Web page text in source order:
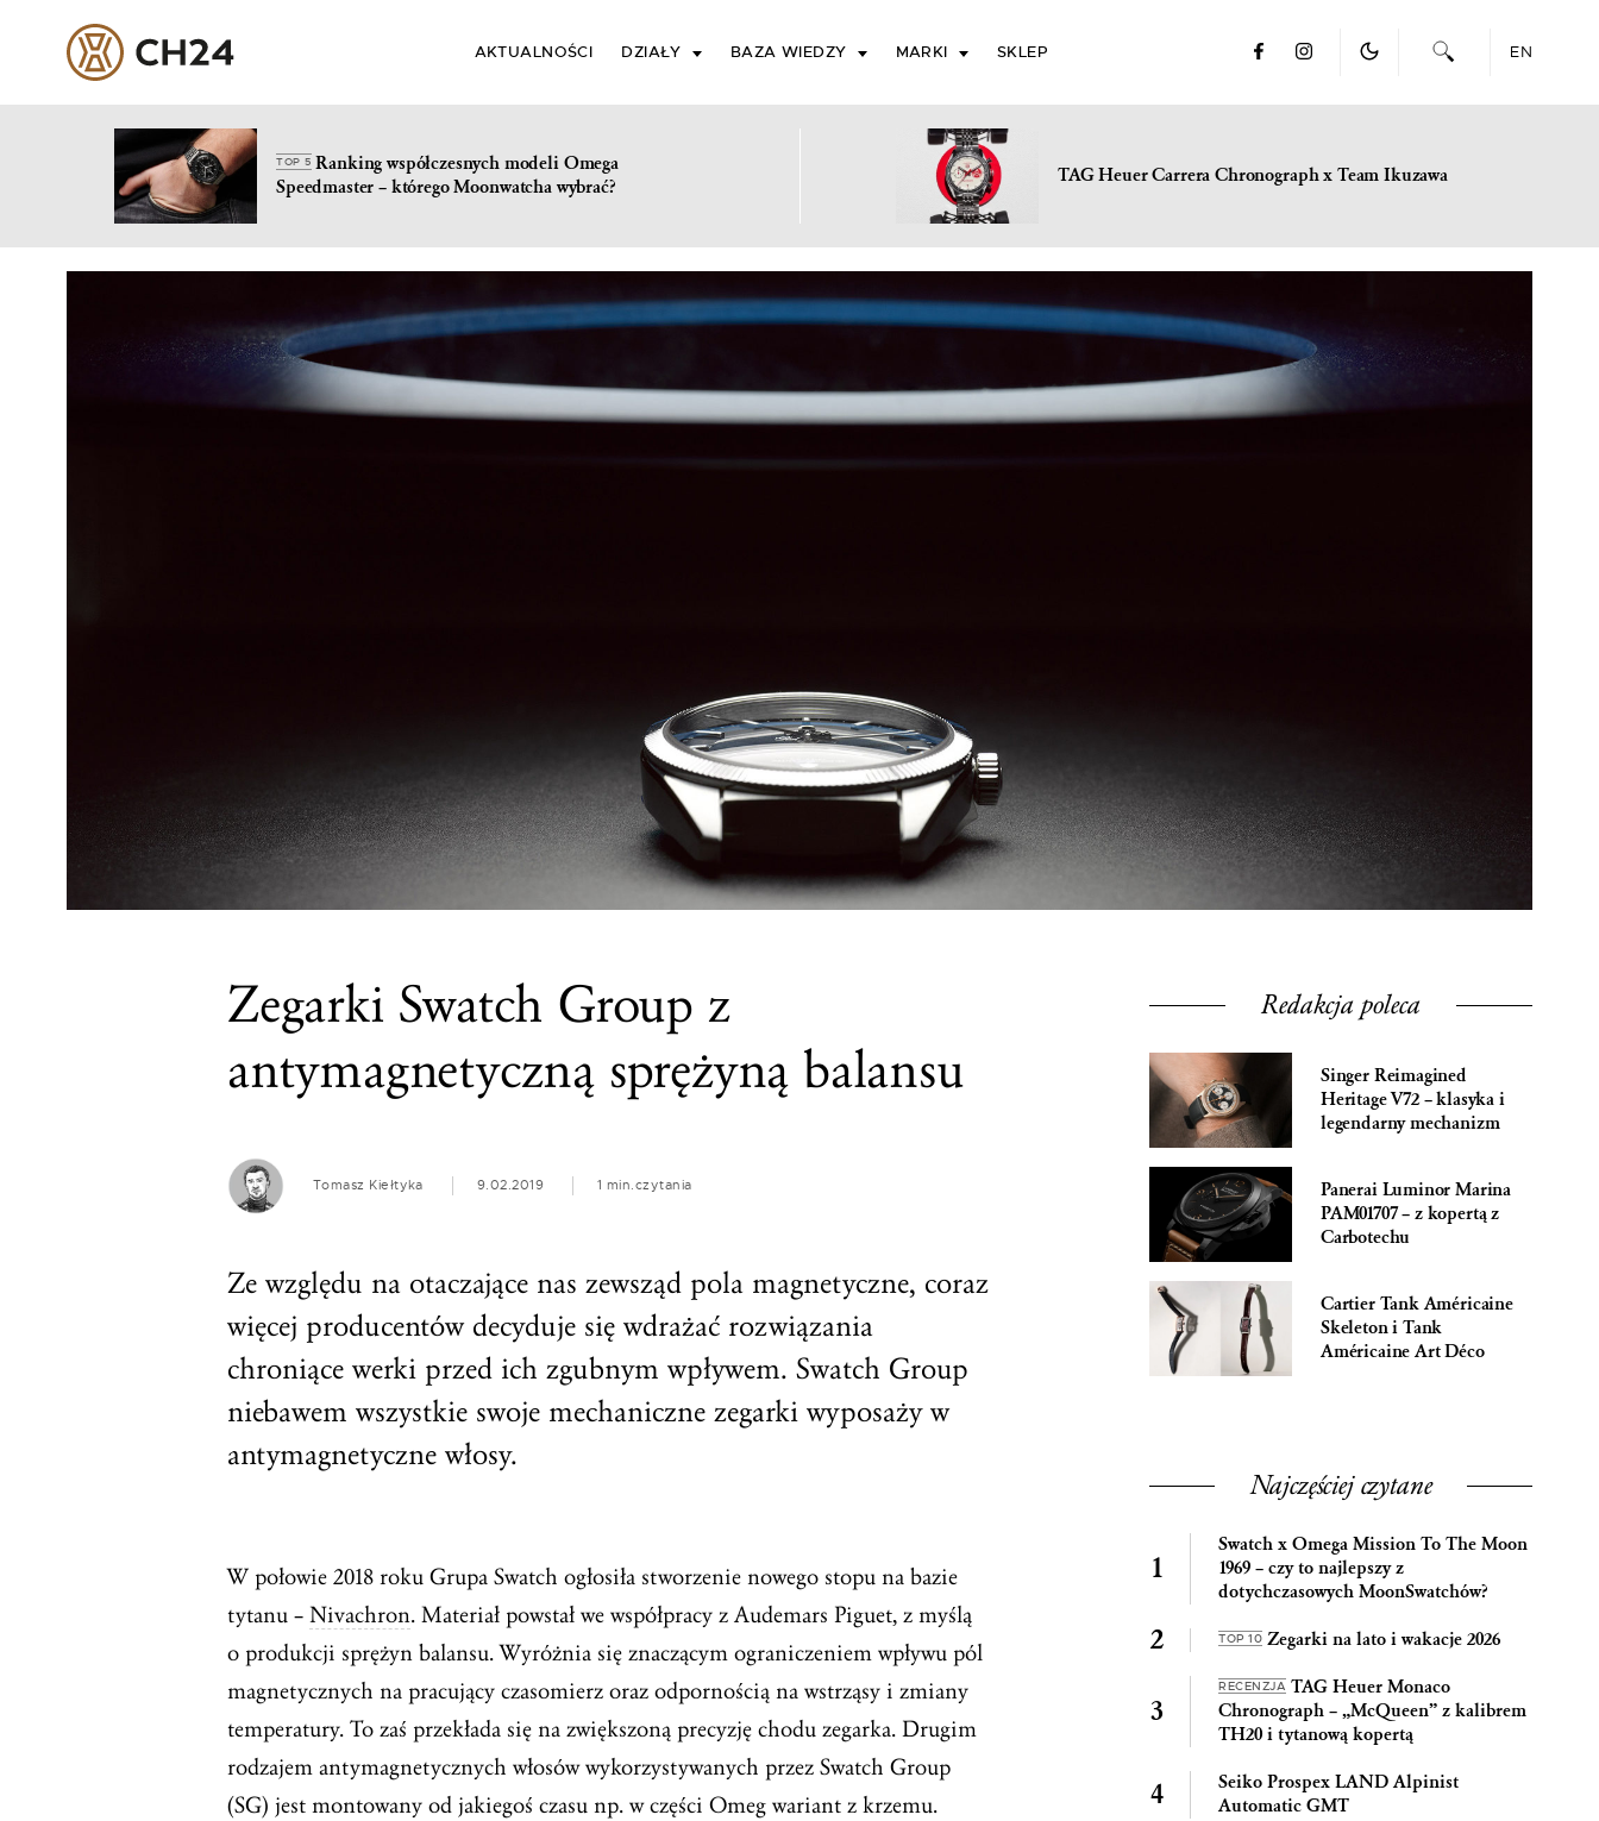
AKTUALNOŚCI DZIAŁY BAZA WIEDZY MARKI SKLEP EN
TOP 5Ranking współczesnych modeli Omega
Speedmaster – którego Moonwatcha wybrać?
TAG Heuer Carrera Chronograph x Team Ikuzawa
Zegarki Swatch Group z
antymagnetyczną sprężyną balansu
Tomasz Kiełtyka 9.02.2019 1 min.czytania
Ze względu na otaczające nas zewsząd pola magnetyczne, coraz
więcej producentów decyduje się wdrażać rozwiązania
chroniące werki przed ich zgubnym wpływem. Swatch Group
niebawem wszystkie swoje mechaniczne zegarki wyposaży w
antymagnetyczne włosy.
W połowie 2018 roku Grupa Swatch ogłosiła stworzenie nowego stopu na bazie
tytanu – Nivachron. Materiał powstał we współpracy z Audemars Piguet, z myślą
o produkcji sprężyn balansu. Wyróżnia się znaczącym ograniczeniem wpływu pól
magnetycznych na pracujący czasomierz oraz odpornością na wstrząsy i zmiany
temperatury. To zaś przekłada się na zwiększoną precyzję chodu zegarka. Drugim
rodzajem antymagnetycznych włosów wykorzystywanych przez Swatch Group
(SG) jest montowany od jakiegoś czasu np. w części Omeg wariant z krzemu.
Redakcja poleca
Singer Reimagined
Heritage V72 – klasyka i
legendarny mechanizm
Panerai Luminor Marina
PAM01707 – z kopertą z
Carbotechu
Cartier Tank Américaine
Skeleton i Tank
Américaine Art Déco
Najczęściej czytane
Swatch x Omega Mission To The Moon
1969 – czy to najlepszy z
dotychczasowych MoonSwatchów?
TOP 10 Zegarki na lato i wakacje 2026
RECENZJA TAG Heuer Monaco
Chronograph – „McQueen” z kalibrem
TH20 i tytanową kopertą
Seiko Prospex LAND Alpinist
Automatic GMT